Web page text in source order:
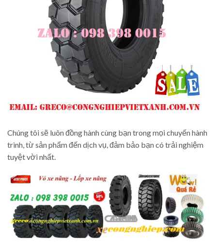
Chúng tôi sẽ luôn đồng hành cùng bạn trong mọi chuyến hành
trình, từ sản phẩm đến dịch vụ, đảm bảo bạn có trải nghiệm
tuyệt vời nhất.